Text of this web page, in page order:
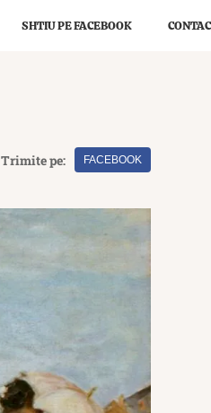
SHTIU PE FACEBOOK
Trimite pe: FACEBOOK